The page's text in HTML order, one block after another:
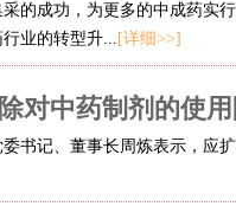
的成功，为更多的中成药实
业的转型升... [详细>>]
对中药制剂的使
书记、董事长周炼表示，应